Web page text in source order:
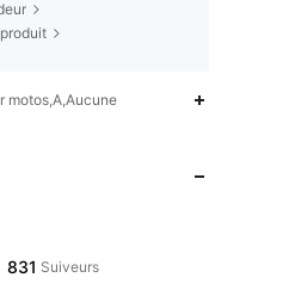
motos,A,Aucune
831 Suiveurs